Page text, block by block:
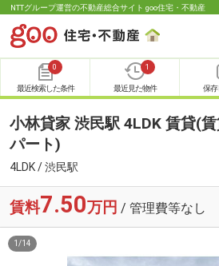
NTTグループ運営の不動産総合サイト goo住宅・不動産
0
最近検索した条件
1
最近見た物件 保存
小林貸家 渋民駅 4LDK 賃貸(
パート)
4LDK / 渋民駅
賃料7.50万円 / 管理費等なし
1 /14